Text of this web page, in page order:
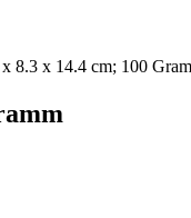
x 8.3 x 14.4 cm; 100